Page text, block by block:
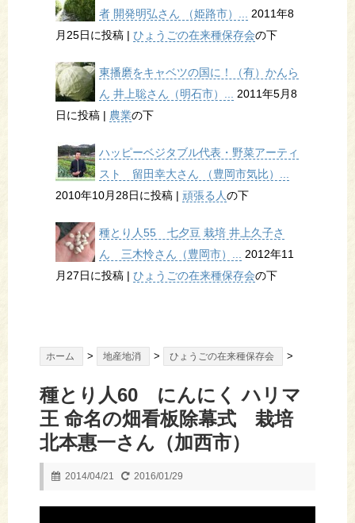
者 開発明弘さん （姫路市）... 2011年8
月25日に投稿 | ひょうごの在来種保存会の下
東播磨をキャベツの国に！（有）かんら
ん 井上聡さん（明石市）... 2011年5月8
日に投稿 | 農業の下
ハッピーベジタブル代表・野菜アーティ
スト 留田幸大さん （豊岡市気比）...
2010年10月28日に投稿 | 頑張る人の下
種とり人55 七夕豆 栽培 井上久子さ
ん 三木怜さん（豊岡市）... 2012年11
月27日に投稿 | ひょうごの在来種保存会の下
ホーム > 地産地消 > ひょうごの在来種保存会 >
種とり人60 にんにく ハリマ
王 命名の畑看板除幕式 栽培
北本惠一さん（加西市）
2014/04/21 2016/01/29